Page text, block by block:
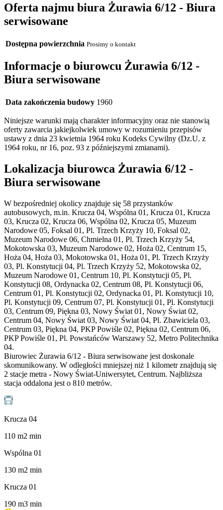
Oferta najmu biura Żurawia 6/12 - Biura
serwisowane
Dostępna powierzchnia Prosimy o kontakt
Informacje o biurowcu Żurawia 6/12 -
Biura serwisowane
Data zakończenia budowy 1960
Niniejsze warunki mają charakter informacyjny oraz nie stanowią
oferty zawarcia jakiejkolwiek umowy w rozumieniu przepisów
ustawy z dnia 23 kwietnia 1964 roku Kodeks Cywilny (Dz.U. z
1964 roku, nr 16, poz. 93 z późniejszymi zmianami).
Lokalizacja biurowca Żurawia 6/12 -
Biura serwisowane
W bezpośredniej okolicy znajduje się 58 przystanków
autobusowych, m.in. Krucza 04, Wspólna 01, Krucza 01, Krucza
03, Krucza 02, Krucza 06, Wspólna 02, Krucza 05, Muzeum
Narodowe 05, Foksal 01, Pl. Trzech Krzyży 10, Foksal 02,
Muzeum Narodowe 06, Chmielna 01, Pl. Trzech Krzyży 54,
Mokotowska 03, Muzeum Narodowe 02, Hoża 02, Centrum 15,
Hoża 04, Hoża 03, Mokotowska 01, Hoża 01, Pl. Trzech Krzyży
03, Pl. Konstytucji 04, Pl. Trzech Krzyży 52, Mokotowska 02,
Muzeum Narodowe 01, Centrum 10, Pl. Konstytucji 05, Pl.
Konstytucji 08, Ordynacka 02, Centrum 08, Pl. Konstytucji 06,
Centrum 01, Pl. Konstytucji 02, Ordynacka 01, Pl. Konstytucji 10,
Pl. Konstytucji 09, Centrum 07, Pl. Konstytucji 01, Pl. Konstytucji
03, Centrum 09, Piękna 03, Nowy Świat 01, Nowy Świat 02,
Centrum 04, Nowy Świat 03, Nowy Świat 04, Pl. Zbawiciela 03,
Centrum 03, Piękna 04, PKP Powiśle 02, Piękna 02, Centrum 06,
PKP Powiśle 01, Pl. Powstańców Warszawy 52, Metro Politechnika
04.
Biurowiec Żurawia 6/12 - Biura serwisowane jest doskonale
skomunikowany. W odległości mniejszej niż 1 kilometr znajdują się
2 stacje metra - Nowy Świat-Uniwersytet, Centrum. Najbliższa
stacja oddalona jest o 810 metrów.
Krucza 04
110 m2 min
Wspólna 01
130 m2 min
Krucza 01
190 m3 min